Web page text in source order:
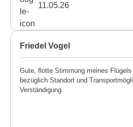
11.05.26
Friedel Vogel
Gute, flotte Stimmung meines
bezüglich Standort und
Verständigung.